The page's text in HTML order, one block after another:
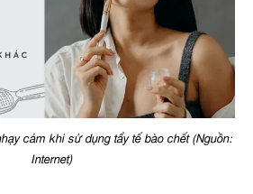
cảm khi sử dụng tẩy tế bào chết (Nguồn:
Internet)